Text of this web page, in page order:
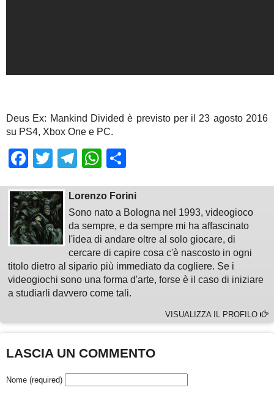
Deus Ex: Mankind Divided è previsto per il 23 agosto 2016
su PS4, Xbox One e PC.
Facebook
TwitterTelegram
WhatsApp
Lorenzo Forini
Sono nato a Bologna nel 1993, videogioco
da sempre, e da sempre mi ha affascinato
l'idea di andare oltre al solo giocare, di
cercare di capire cosa c'è nascosto in ogni
titolo dietro al sipario più immediato da cogliere. Se i
videogiochi sono una forma d'arte, forse è il caso di iniziare
a studiarli davvero come tali.
VISUALIZZA IL PROFILO
LASCIA UN COMMENTO
Nome (required)